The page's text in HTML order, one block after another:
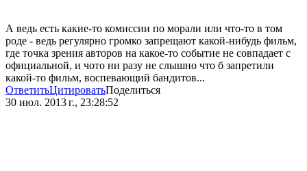
А ведь есть какие-то комиссии по морали или что-то в том
роде - ведь регулярно громко запрещают какой-нибудь фильм,
где точка зрения авторов на какое-то событие не совпадает с
официальной, и чото ни разу не слышно что б запретили
какой-то фильм, воспевающий бандитов...
ОтветитьЦитироватьПоделиться
30 июл. 2013 г., 23:28:52